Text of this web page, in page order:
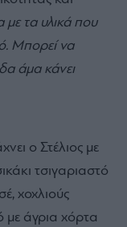
τα υλικά που
Μπορεί να
άμα κάνει
ο Στέλιος με
τσιγαριαστό
χοχλιούς
με άγρια χόρτα